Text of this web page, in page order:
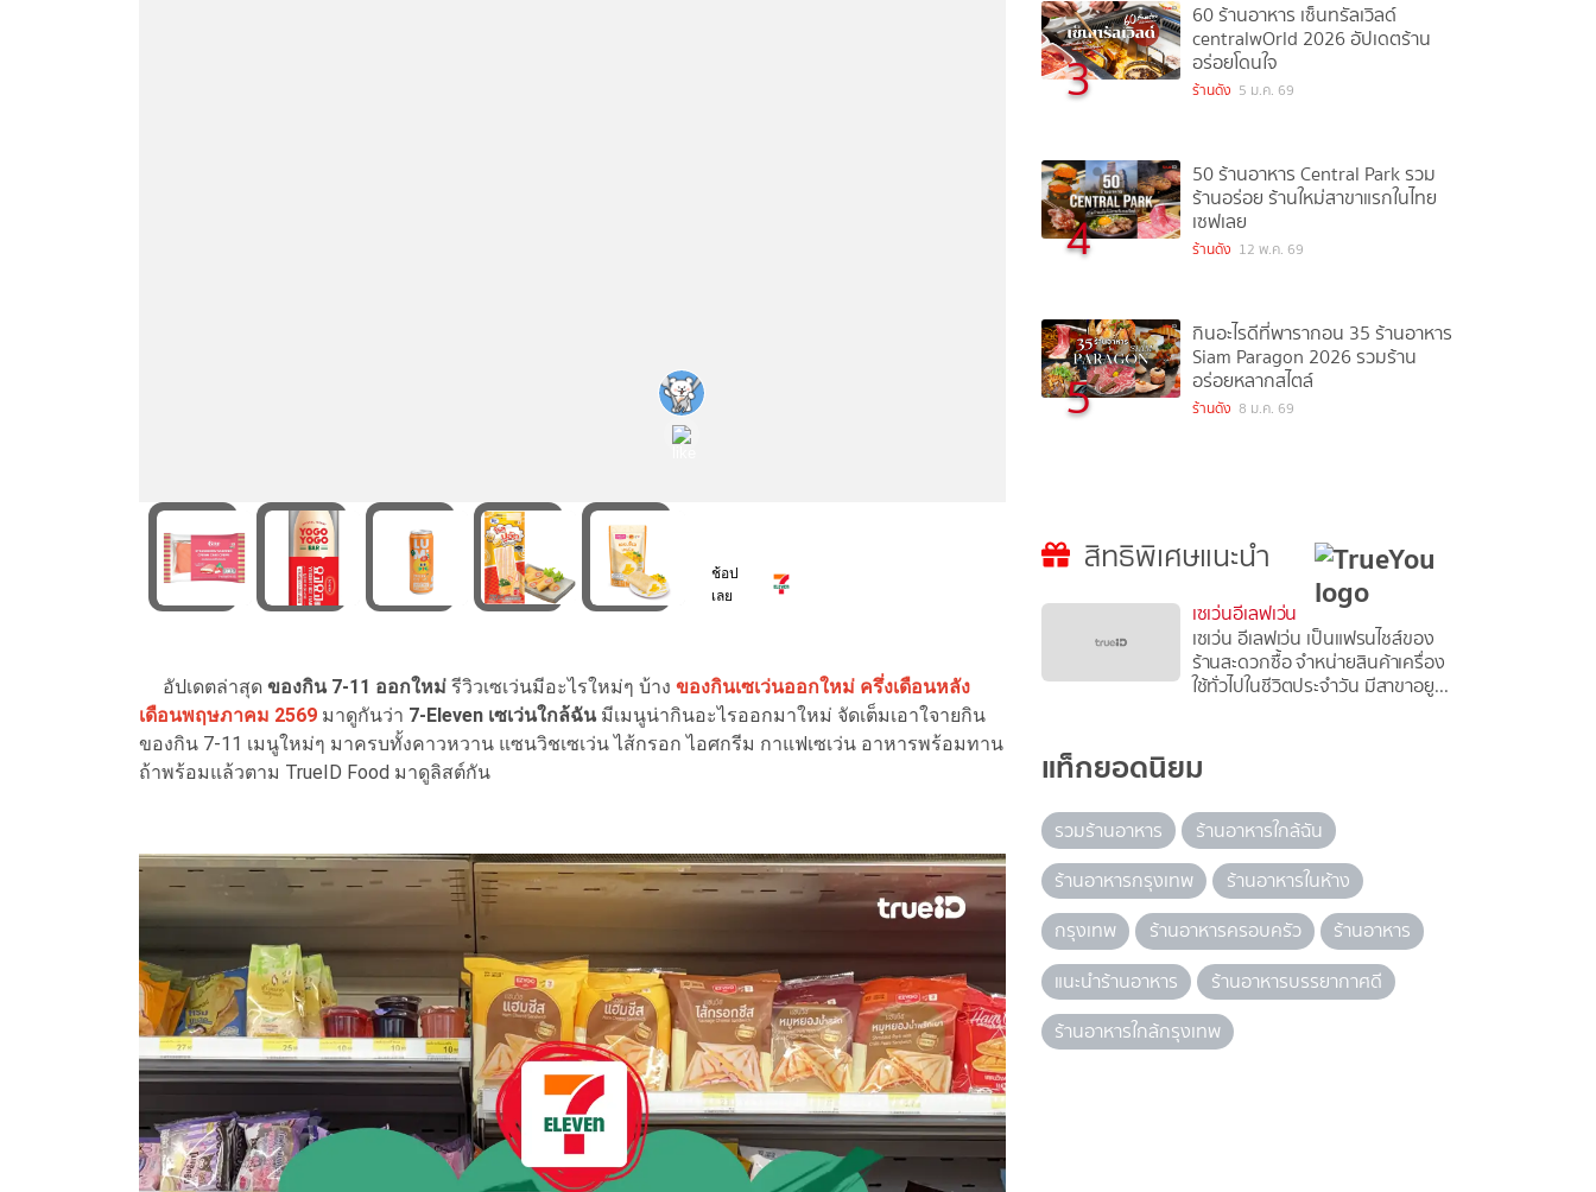
อัปเดตล่าสุด ของกิน 7-11 ออกใหม่ รีวิวเซเว่นมีอะไรใหม่ๆ บ้าง ของกินเซเว่นออกใหม่ ครึ่งเดือนหลัง
เดือนพฤษภาคม 2569 มาดูกันว่า 7-Eleven เซเว่นใกล้ฉันมีเมนูน่ากินอะไรออกมาใหม่ จัดเต็มเอาใจายกิน
ของกิน 7-11 เมนูใหม่ๆ มาครบทั้งคาวหวาน แซนวิชเซเว่น ไส้กรอก ไอศกรีม กาแฟเซเว่น อาหารพร้อมทาน
ถ้าพร้อมแล้วตาม TrueID Food มาดูลิสต์กัน
3
60 ร้านอาหาร เซ็นทรัลเวิลด์
centralwOrld 2026 อัปเดตร้าน
อร่อยโดนใจ
ร้านดัง 5 ม.ค. 69
4
50 ร้านอาหาร Central Park รวม
ร้านอร่อย ร้านใหม่สาขาแรกในไทย
เซฟเลย
ร้านดัง 12 พ.ค. 69
5
กินอะไรดีที่พารากอน 35 ร้านอาหาร
Siam Paragon 2026 รวมร้าน
อร่อยหลากสไตล์
ร้านดัง 8 ม.ค. 69
สิทธิพิเศษแนะนำ
เซเว่นอีเลฟเว่น
เซเว่น อีเลฟเว่น เป็นแฟรนไชส์ของ
ร้านสะดวกซื้อ จำหน่ายสินค้าเครื่อง
ใช้ทั่วไปในชีวิตประจำวัน มีสาขาอยู...
แท็กยอดนิยม
รวมร้านอาหาร
ร้านอาหารใกล้ฉัน
ร้านอาหารกรุงเทพ
ร้านอาหารในห้าง
กรุงเทพ
ร้านอาหารครอบครัว
ร้านอาหาร
แนะนำร้านอาหาร
ร้านอาหารบรรยากาศดี
ร้านอาหารใกล้กรุงเทพ